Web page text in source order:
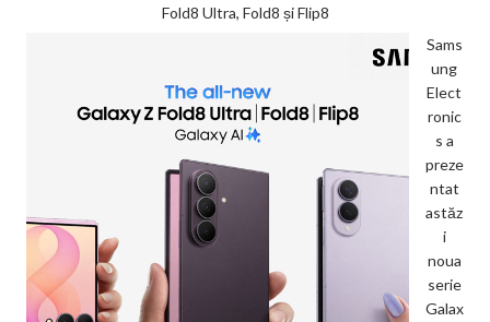
Fold8 Ultra, Fold8 și Flip8
Sams
ung
Elect
ronic
s a
preze
ntat
astăz
i
noua
serie
Galax